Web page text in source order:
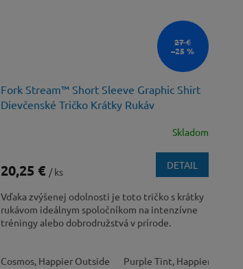
27 €
–25 %
Fork Stream™ Short Sleeve Graphic Shirt
Dievčenské Tričko Krátky Rukáv
Skladom
20,25 € / ks
DETAIL
Vďaka zvýšenej odolnosti je toto tričko s krátky
rukávom ideálnym spoločníkom na intenzívne
tréningy alebo dobrodružstvá v prírode.
Cosmos, Happier Outside Purple Tint, Happier